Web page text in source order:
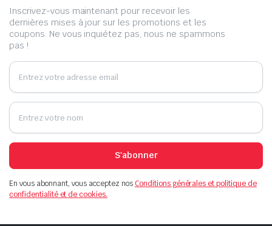
Inscrivez-vous maintenant pour recevoir les
dernières mises à jour sur les promotions et les
coupons. Ne vous inquiétez pas, nous ne spammons
pas !
S'abonner
En vous abonnant, vous acceptez nosConditions générales et politique de
confidentialité et de cookies.